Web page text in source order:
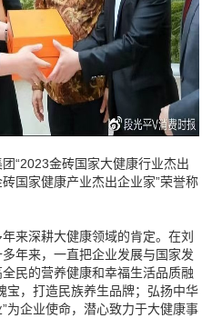
“2023金砖国家大健康行业杰出
砖国家健康产业杰出企业家”荣誉称
来深耕大健康领域的肯定。在刘
年来，一直把企业发展与国家发
民的营养健康和幸福生活品质融
宝，打造民族养生品牌；弘扬中华
为企业使命，潜心致力于大健康事